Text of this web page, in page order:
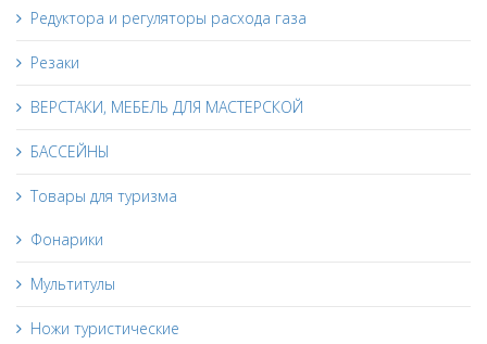
Редуктора и регуляторы расхода газа
Резаки
ВЕРСТАКИ, МЕБЕЛЬ ДЛЯ МАСТЕРСКОЙ
БАССЕЙНЫ
Товары для туризма
Фонарики
Мультитулы
Ножи туристические